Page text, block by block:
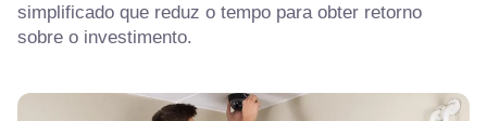
simplificado que reduz o tempo para obter retorno
sobre o investimento.